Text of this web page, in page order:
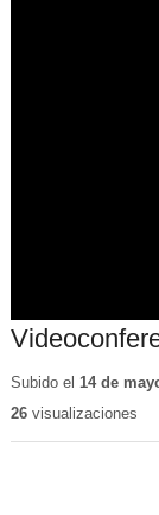
Subido el 14 de
26visualizaciones